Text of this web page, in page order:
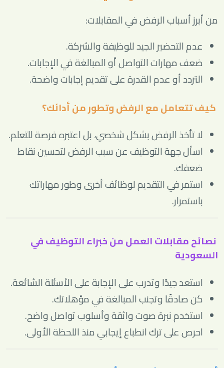
من أبرز أسباب الرفض في المقابلات:
عدم التحضير الجيد للوظيفة والشركة.
ضعف مهارات التواصل أو المبالغة في الإجابات.
التردد أو عدم القدرة على تقديم إجابات واضحة.
كيف تتعامل مع الرفض وتطور من أدائك؟
لا تأخذ الرفض بشكل شخصي، بل اعتبره فرصة للتعلم.
اسأل جهة التوظيف عن سبب الرفض لتحسين نقاط
ضعفك.
استمر في التقديم لوظائف أخرى وطور مهاراتك
باستمرار.
نصائح مقابلات العمل من خبراء التوظيف في
السعودية
استعد جيدًا وتدرب على الإجابة على الأسئلة الشائعة.
كن صادقًا وتجنب المبالغة في مؤهلاتك.
استخدم نبرة صوت واثقة وأسلوب تواصل واضح.
احرص على ترك انطباع إيجابي منذ اللحظة الأولى.